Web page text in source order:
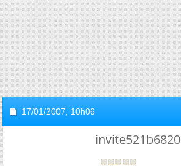
17/01/2007, 10h06
invite521b6820